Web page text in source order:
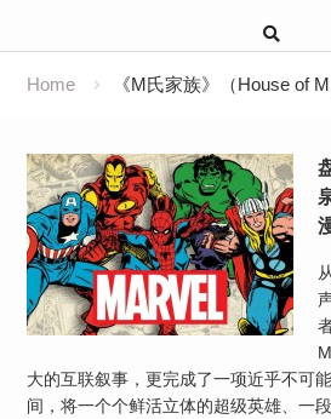
Home 《M氏家族》（House of M
大的互联叙事，更完成了一项近乎不
间，将一个个鲜活立体的超级英雄、一